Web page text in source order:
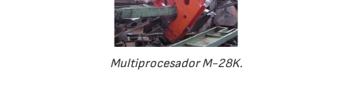
Multiprocesador M-28K.